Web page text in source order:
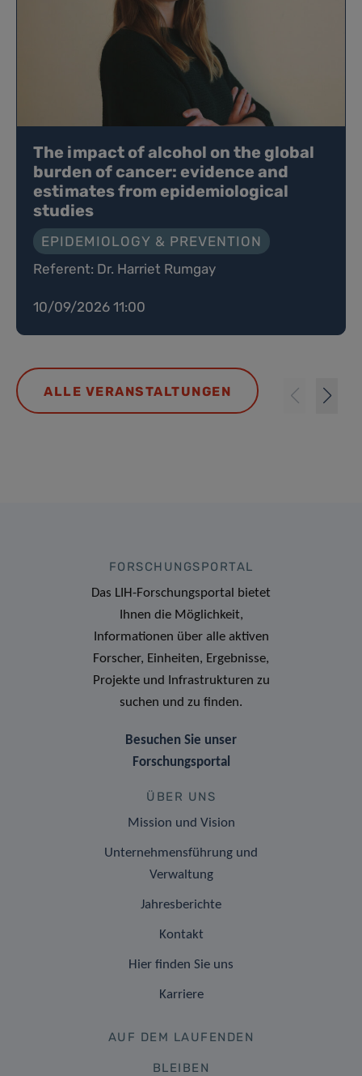
The impact of alcohol on the global
burden of cancer: evidence and
estimates from epidemiological
studies
EPIDEMIOLOGY & PREVENTION
Referent: Dr. Harriet Rumgay
10/09/2026 11:00
ALLE VERANSTALTUNGEN
FORSCHUNGSPORTAL
Das LIH-Forschungsportal bietet
Ihnen die Möglichkeit,
Informationen über alle aktiven
Forscher, Einheiten, Ergebnisse,
Projekte und Infrastrukturen zu
suchen und zu finden.
Besuchen Sie unser
Forschungsportal
ÜBER UNS
Mission und Vision
Unternehmensführung und
Verwaltung
Jahresberichte
Kontakt
Hier finden Sie uns
Karriere
AUF DEM LAUFENDEN
BLEIBEN